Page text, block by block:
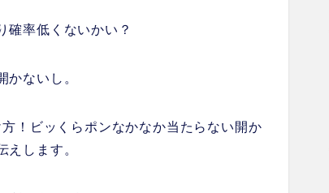
確率低くないかい？
かないし。
！ビッくらポンなかなか当たらない開か
えします。